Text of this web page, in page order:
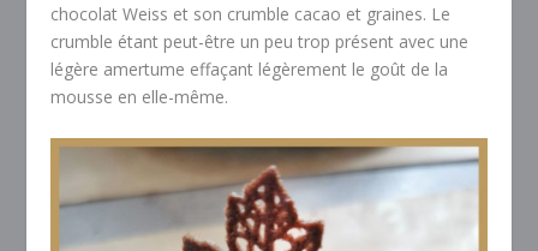
chocolat Weiss et son crumble cacao et graines. Le
crumble étant peut-être un peu trop présent avec une
légère amertume effaçant légèrement le goût de la
mousse en elle-même.